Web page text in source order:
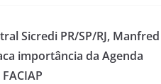
Sicredi PR/SP/RJ, Manfred
importância da Agenda